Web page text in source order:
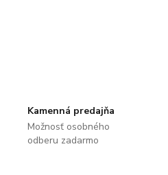
Kamenná predajňa
Možnosť osobného
odberu zadarmo